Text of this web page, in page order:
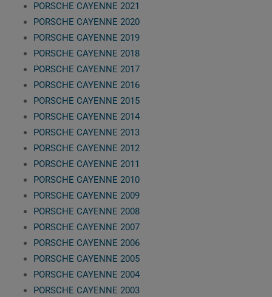
PORSCHE CAYENNE 2021
PORSCHE CAYENNE 2020
PORSCHE CAYENNE 2019
PORSCHE CAYENNE 2018
PORSCHE CAYENNE 2017
PORSCHE CAYENNE 2016
PORSCHE CAYENNE 2015
PORSCHE CAYENNE 2014
PORSCHE CAYENNE 2013
PORSCHE CAYENNE 2012
PORSCHE CAYENNE 2011
PORSCHE CAYENNE 2010
PORSCHE CAYENNE 2009
PORSCHE CAYENNE 2008
PORSCHE CAYENNE 2007
PORSCHE CAYENNE 2006
PORSCHE CAYENNE 2005
PORSCHE CAYENNE 2004
PORSCHE CAYENNE 2003